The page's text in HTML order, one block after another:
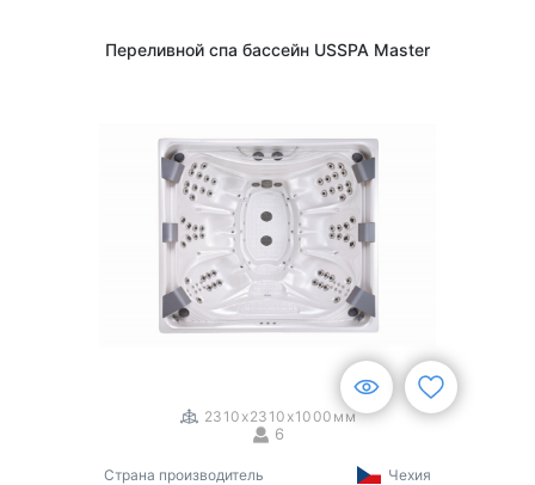
Переливной спа бассейн USSPA Master
2310x2310x1000мм
6
Страна производитель
Чехия